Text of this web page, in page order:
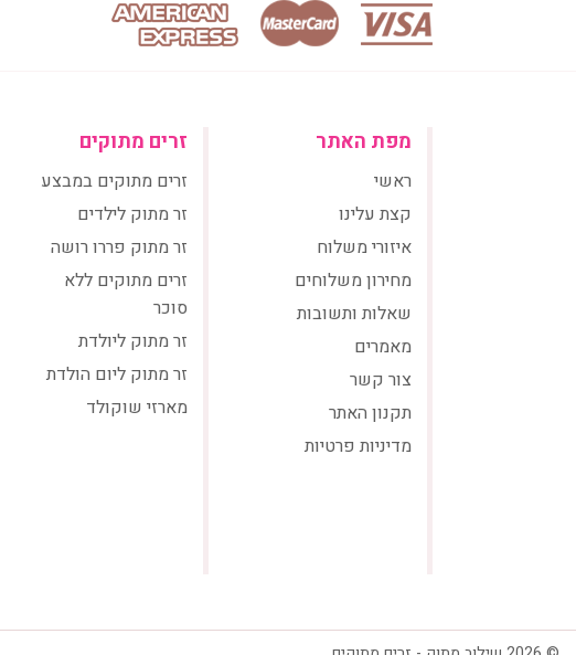
מפת האתר
ראשי
קצת עלינו
איזורי משלוח
מחירון משלוחים
שאלות ותשובות
מאמרים
צור קשר
תקנון האתר
מדיניות פרטיות
זרים מתוקים
זרים מתוקים במבצע
זר מתוק לילדים
זר מתוק פררו רושה
זרים מתוקים ללא
סוכר
זר מתוק ליולדת
זר מתוק ליום הולדת
מארזי שוקולד